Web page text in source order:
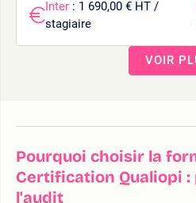
Inter : 1 690,00 € HT /
stagiaire
VOIR
Pourquoi choisir la
Certification Qualiopi
l'audit